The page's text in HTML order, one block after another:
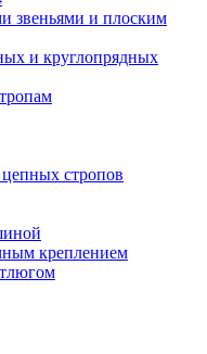
звеньями и плоским
и круглопрядных
стропов
креплением